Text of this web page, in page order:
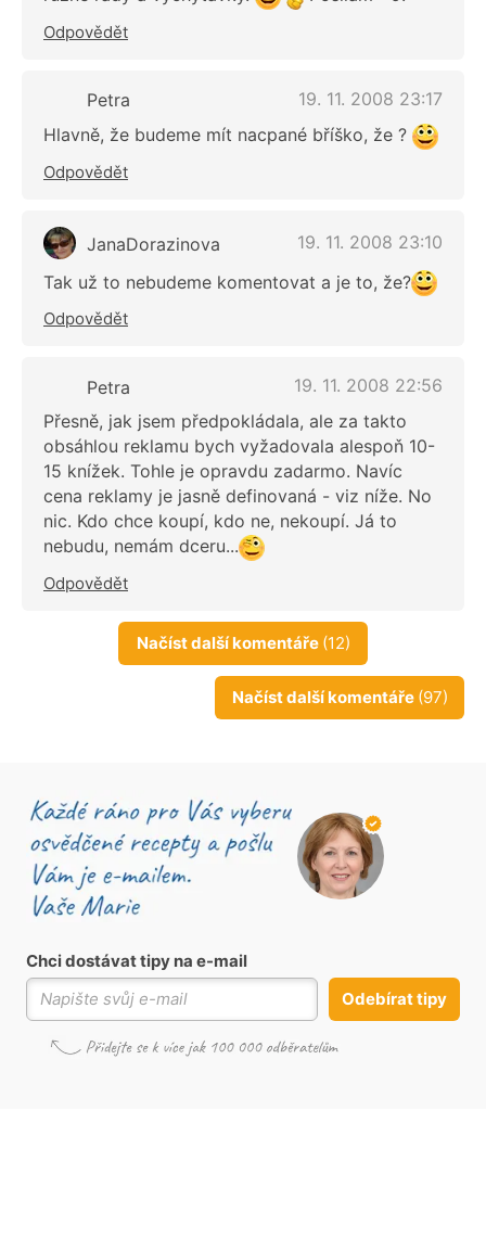
Odpovědět
Petra
19. 11. 2008 23:17
Hlavně, že budeme mít nacpané bříško, že ?
Odpovědět
JanaDorazinova
19. 11. 2008 23:10
Tak už to nebudeme komentovat a je to, že?
Odpovědět
Petra
19. 11. 2008 22:56
Přesně, jak jsem předpokládala, ale za takto
obsáhlou reklamu bych vyžadovala alespoň 10-
15 knížek. Tohle je opravdu zadarmo. Navíc
cena reklamy je jasně definovaná - viz níže. No
nic. Kdo chce koupí, kdo ne, nekoupí. Já to
nebudu, nemám dceru...
Odpovědět
Načíst další komentáře (12)
Načíst další komentáře (97)
Chci dostávat tipy na e-mail
Odebírat tipy